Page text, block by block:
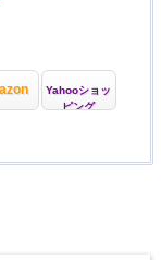
Yahooショッ
ピング